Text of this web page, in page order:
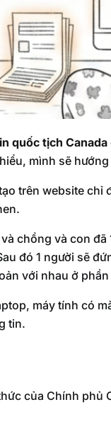
quốc tịch Canada
mình sẽ
trên website chỉ
chồng và con
đó 1 người sẽ
với nhau ở phần
máy tính có
tin.
của Chính phủ